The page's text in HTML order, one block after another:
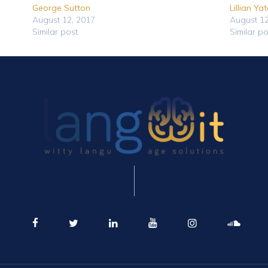
George Sutton
August 12, 2017
Similar post
Lillian
August
Similar